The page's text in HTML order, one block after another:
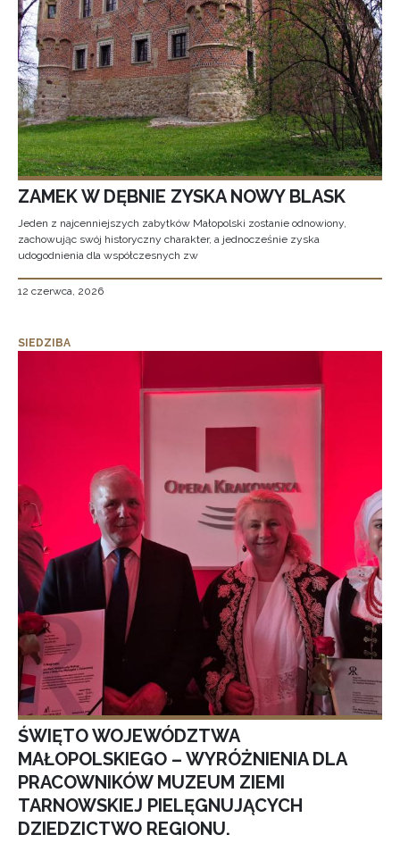
ZAMEK W DĘBNIE ZYSKA NOWY BLASK
Jeden z najcenniejszych zabytków Małopolski zostanie odnowiony,
zachowując swój historyczny charakter, a jednocześnie zyska
udogodnienia dla współczesnych zw
12 czerwca, 2026
SIEDZIBA
ŚWIĘTO WOJEWÓDZTWA
MAŁOPOLSKIEGO – WYRÓŻNIENIA DLA
PRACOWNIKÓW MUZEUM ZIEMI
TARNOWSKIEJ PIELĘGNUJĄCYCH
DZIEDZICTWO REGIONU.